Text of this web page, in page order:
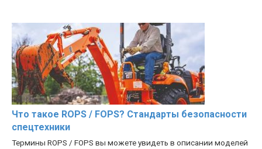
Что такое ROPS / FOPS? Стандарты безопасности
спецтехники
Термины ROPS / FOPS вы можете увидеть в описании моделей